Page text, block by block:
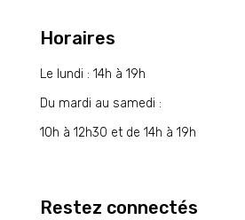
Horaires
Le lundi : 14h à 19h
Du mardi au samedi :
10h à 12h30 et de 14h à 19h
Restez connectés